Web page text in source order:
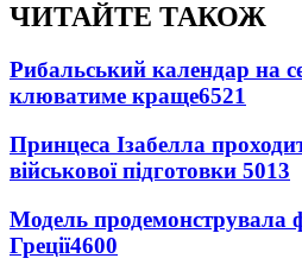
ЧИТАЙТЕ ТАКОЖ
Рибальський календар на
клюватиме краще6521
Принцеса Ізабелла
військової підготовки 5013
Модель продемонструвала
Греції4600